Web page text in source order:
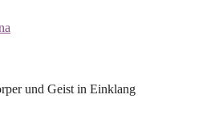
und Geist in Einklang